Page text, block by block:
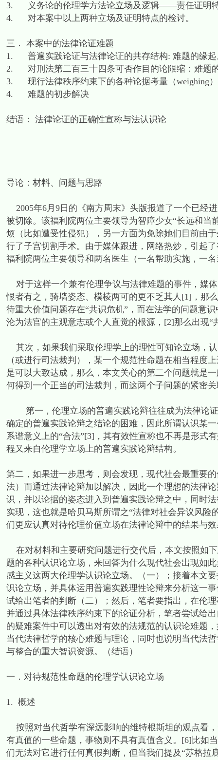
3. 义务论的伦理学方法论立场及逻辑——责任证明
4. 对本案中以上两种立场及证明特点的检讨。
三． 本案中的法律论证难题
1. 普遍实践论证与法律论证的共存结构: 难题的缘起
2. 对刑法第二百三十四条可否作目的论限缩：难题
3. 现行法律秩序约束下的各种论据考量（weighing）
4. 难题的初步解决
结语： 法律论证的正确性宣称与法认识论
导论：材料、问题与思路
2005年6月9日的《南方周末》头版报道了一个已经
被切除。该福利院两位主要领导为智障少女“长远和
烦（比如遭受性侵犯），另一方面为免除她们目前由
行了子宫切割手术。由于媒体跟进，网络热炒，引起
福利院两位主要领导和两名医生（一名帮助实施，一
对于这样一个兼有伦理争议与法律难题的事件，媒
恨者有之，骑墙姿态、模棱两可的更不乏其人[1]，那
待重大价值问题存在“共识危机”，而在法学的问题意
沦为法官的主观意志或个人直觉的根源，[2]那么出现“
其次，如果我们采取伦理学上的理性可知论立场，
（或进行司法裁判），某一个规范性命题在相当程度
是可以大致达成，那么，本文关心的第二个问题就是
何得到一个正当的司法裁判，而这两个子问题的紧密
第一，伦理立场的普遍实践论辩往往成为法律论证
确定的普遍实践论辩之结论的困难，因此所谓认识某
系谱意义上的“合法”[3]，其有效性宣称也不再是形式
程又来自伦理学立场上的普遍实践论辩结构。
第二，如果进一步思考，则会发现，现代社会最重要
法）而通过法律论辩加以解决，因此一个理想的法律
识，并以论据的姿态进入到普遍实践论辩之中，同时
实现，这也就是哈贝马斯所谓之“法律对社会异议风险
们更应认真对待伦理价值立场在法律论辩中的结果与
在对材料和主要研究问题进行交代后，本文按照如
题的各种认识论立场，来回答为什么现代社会出现如
感主义这两大伦理学认识论立场。（一）；接着本文
识论立场，并具体运用普遍实践理性论辩来分析这一
试给出笔者的判断（二）；然后，笔者要指出，在伦
并通过具体法律秩序约束下的论证分析，笔者尝试给
的疑难案件中可以透出对有效的法规范的认识论难题
当代法律哲学的核心难题与理论，同时也说明当代法
与整合的重大智识资源。（结语）
一．对待规范性命题的伦理学认识论立场
1. 概述
按照对当代哲学有深远影响的维特根斯坦的观点看
有真值的一些命题，事物则不具有真值含义。[6]比如
们无法对它进行任何真假判断，但当我们提及“苏格